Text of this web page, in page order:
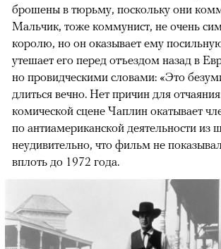
брошены в тюрьму, поскольку они
Мальчик, тоже коммунист, не очень
королю, но он оказывает ему
утешает его перед отъездом назад в
но провидческими словами: «Это
длиться вечно. Нет причин для
комической сцене Чаплин окатывает
по антиамериканской деятельности
неудивительно, что фильм не
вплоть до 1972 года.